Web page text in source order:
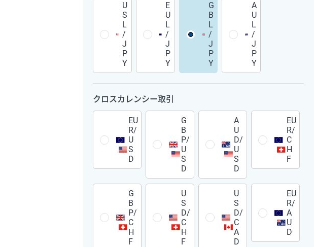
U
S
L
/
J
P
Y
E
U
L
/
J
P
Y
G
B
L
/
J
P
Y
A
U
L
/
J
P
Y
クロスカレンシー取引
EU
R/
U
S
D
G
B
P/
U
S
D
A
U
D/
U
S
D
EU
R/
C
H
F
G
B
P/
C
H
F
U
S
D/
C
H
F
U
S
D/
C
A
D
EU
R/
A
U
D